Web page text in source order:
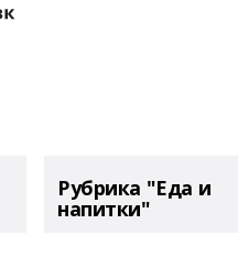
Рубрика "Еда и
напитки"